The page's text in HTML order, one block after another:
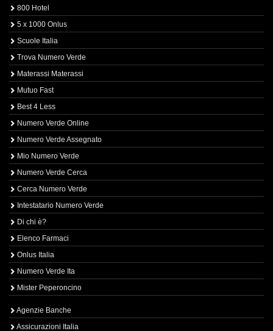
800 Hotel
5 x 1000 Onlus
Scuole Italia
Trova Numero Verde
Materassi Materassi
Mutuo Fast
Best 4 Less
Numero Verde Online
Numero Verde Assegnato
Mio Numero Verde
Numero Verde Cerca
Cerca Numero Verde
Intestatario Numero Verde
Di chi è?
Elenco Farmaci
Onlus Italia
Numero Verde Ita
Mister Peperoncino
Agenzie Banche
Assicurazioni Italia